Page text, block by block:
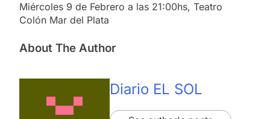
Miércoles 9 de Febrero a las 21:00hs, Teatro
Colón Mar del Plata
About The Author
Diario EL SOL